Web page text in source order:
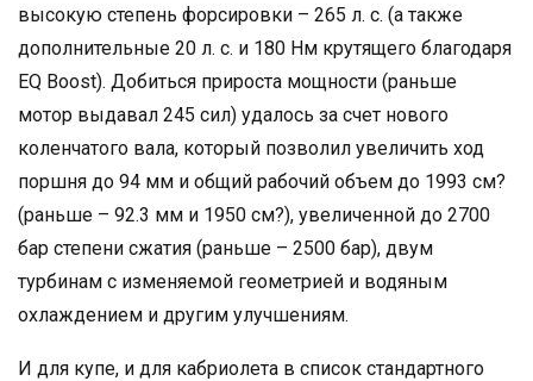
высокую степень форсировки – 265 л. с. (а также
дополнительные 20 л. с. и 180 Нм крутящего благодаря
EQ Boost). Добиться прироста мощности (раньше
мотор выдавал 245 сил) удалось за счет нового
коленчатого вала, который позволил увеличить ход
поршня до 94 мм и общий рабочий объем до 1993 см?
(раньше – 92.3 мм и 1950 см?), увеличенной до 2700
бар степени сжатия (раньше – 2500 бар), двум
турбинам с изменяемой геометрией и водяным
охлаждением и другим улучшениям.
И для купе, и для кабриолета в список стандартного